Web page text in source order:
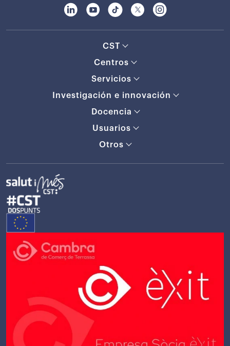
CST
Centros
Servicios
Investigación e innovación
Docencia
Usuarios
Otros